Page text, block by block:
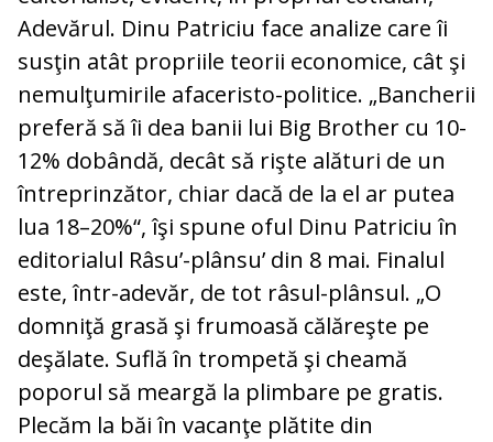
Adevărul. Dinu Patriciu face analize care îi
susţin atât propriile teorii economice, cât şi
nemulţumirile afaceristo-politice. „Bancherii
preferă să îi dea banii lui Big Brother cu 10-
12% dobândă, decât să rişte alături de un
întreprinzător, chiar dacă de la el ar putea
lua 18–20%“, îşi spune oful Dinu Patriciu în
editorialul Râsu’-plânsu’ din 8 mai. Finalul
este, într-adevăr, de tot râsul-plânsul. „O
domniţă grasă şi frumoasă călăreşte pe
deşălate. Suflă în trompetă şi cheamă
poporul să meargă la plimbare pe gratis.
Plecăm la băi în vacanţe plătite din